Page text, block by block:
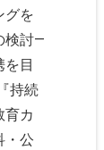
グを
検討―
目
持続
育カ
・公